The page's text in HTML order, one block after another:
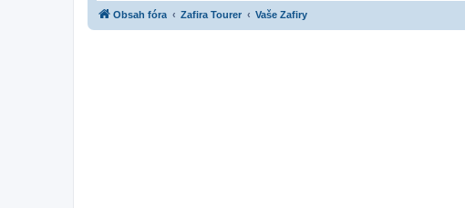
Obsah fóra Zafira Tourer Vaše Zafiry